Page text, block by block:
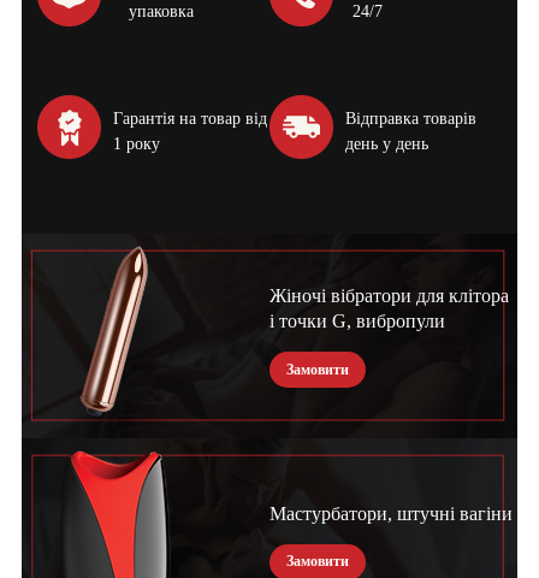
упаковка
24/7
Гарантія на товар від
1 року
Відправка товарів
день у день
Жіночі вібратори для клітора
і точки G, вибропули
Замовити
Мастурбатори, штучні вагіни
Замовити